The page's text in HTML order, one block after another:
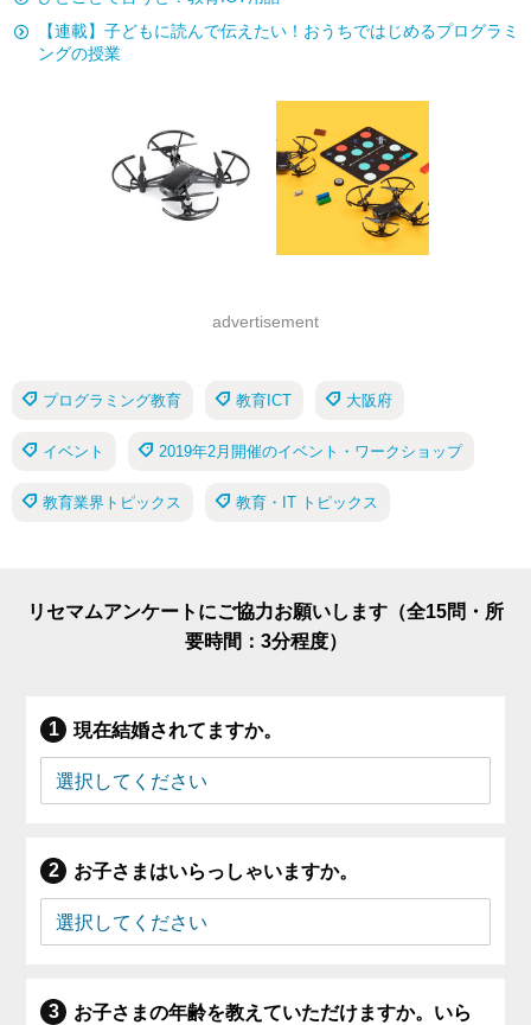
【連載】子どもに読んで伝えたい！おうちではじめるプログラミ
ングの授業
advertisement
プログラミング教育 教育ICT 大阪府
イベント 2019年2月開催のイベント・ワークショップ
教育業界トピックス 教育・IT トピックス
リセマムアンケートにご協力お願いします（全15問・所
要時間：3分程度）
現在結婚されてますか。
お子さまはいらっしゃいますか。
お子さまの年齢を教えていただけますか。いら